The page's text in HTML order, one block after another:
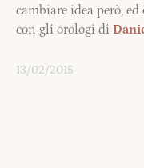
cambiare idea però, ed
con gli orologi di
13/02/2015